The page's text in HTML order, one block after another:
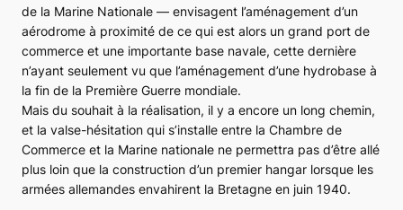
de la Marine Nationale ― envisagent l’aménagement d’un
aérodrome à proximité de ce qui est alors un grand port de
commerce et une importante base navale, cette dernière
n’ayant seulement vu que l’aménagement d’une hydrobase à
la fin de la Première Guerre mondiale.
Mais du souhait à la réalisation, il y a encore un long chemin,
et la valse-hésitation qui s’installe entre la Chambre de
Commerce et la Marine nationale ne permettra pas d’être allé
plus loin que la construction d’un premier hangar lorsque les
armées allemandes envahirent la Bretagne en juin 1940.